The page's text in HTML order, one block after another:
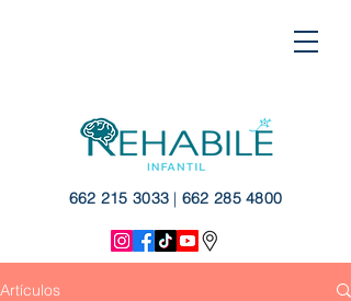
662 215 3033 | 662 285 4800
Artículos